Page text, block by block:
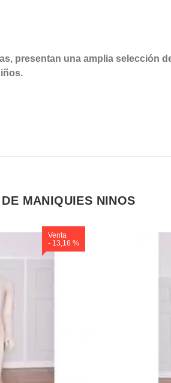
presentan una amplia selección
MANIQUIES NINOS
Venta
- 13,16 %